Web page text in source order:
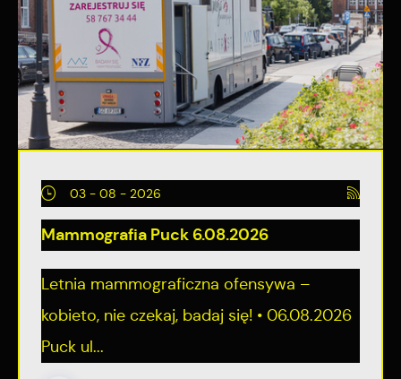
03 - 08 - 2026
Mammografia Puck 6.08.2026
Letnia mammograficzna ofensywa –
kobieto, nie czekaj, badaj się! • 06.08.2026
Puck ul...